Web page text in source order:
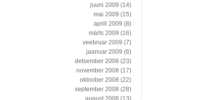
juuni 2009 (14)
mai 2009 (15)
aprill 2009 (8)
märts 2009 (16)
veebruar 2009 (7)
jaanuar 2009 (6)
detsember 2008 (23)
november 2008 (17)
oktoober 2008 (22)
september 2008 (28)
august 2008 (13)